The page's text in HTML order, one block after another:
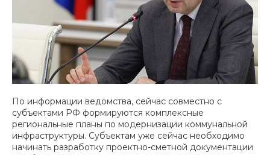
По информации ведомства, сейчас совместно с
субъектами РФ формируются комплексные
региональные планы по модернизации коммунальной
инфраструктуры. Субъектам уже сейчас необходимо
начинать разработку проектно-сметной документации